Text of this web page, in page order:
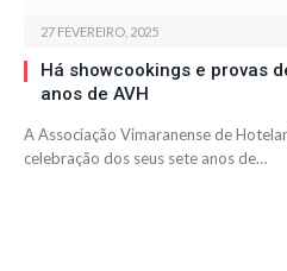
27 FEVEREIRO, 2025
Há showcookings e provas
anos de AVH
A Associação Vimaranense de
celebração dos seus sete anos de…